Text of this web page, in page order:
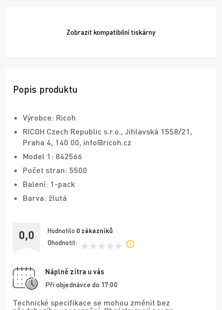
Zobrazit kompatibilní tiskárny
Popis produktu
Výrobce: Ricoh
RICOH Czech Republic s.r.o., Jihlavská 1558/21,
Praha 4, 140 00, info@ricoh.cz
Model 1: 842566
Počet stran: 5500
Balení: 1-pack
Barva: žlutá
0,0 Hodnotilo 0 zákazníků
Ohodnotit:
Náplně zítra u vás
Při objednávce do 17:00
Technické specifikace se mohou změnit bez